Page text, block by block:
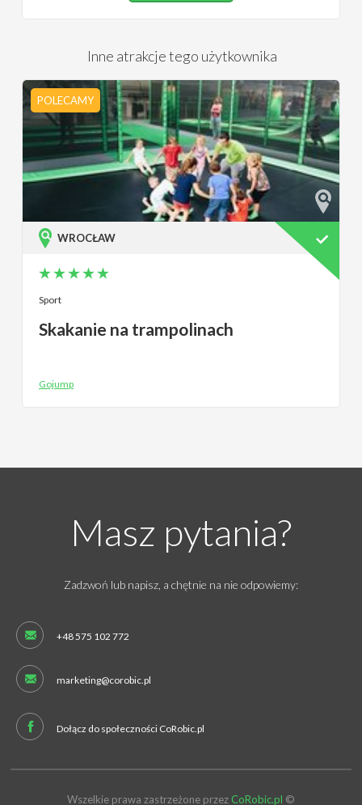
Inne atrakcje tego użytkownika
POLECAMY
WROCŁAW
Sport
Skakanie na trampolinach
Gojump
Masz pytania?
Zadzwoń lub napisz, a chętnie na nie odpowiemy:
+48 575 102 772
marketing@corobic.pl
Dołącz do społeczności CoRobic.pl
Wszelkie prawa zastrzeżone przez CoRobic.pl ©